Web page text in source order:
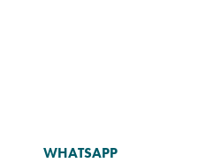
WHATSAPP